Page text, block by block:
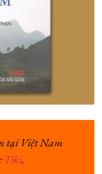
tại Việt Nam
Tiki.